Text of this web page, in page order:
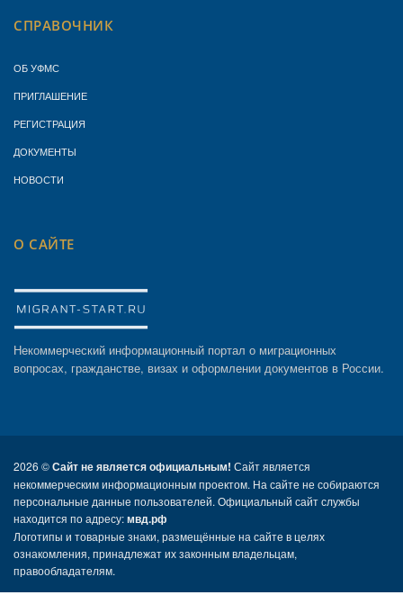
СПРАВОЧНИК
ОБ УФМС
ПРИГЛАШЕНИЕ
РЕГИСТРАЦИЯ
ДОКУМЕНТЫ
НОВОСТИ
О САЙТЕ
Некоммерческий информационный портал о миграционных
вопросах, гражданстве, визах и оформлении документов в России.
2026 ©Сайт не является официальным! Сайт является
некоммерческим информационным проектом. На сайте не собираются
персональные данные пользователей. Официальный сайт службы
находится по адресу:мвд.рф
Логотипы и товарные знаки, размещённые на сайте в целях
ознакомления, принадлежат их законным владельцам,
правообладателям.